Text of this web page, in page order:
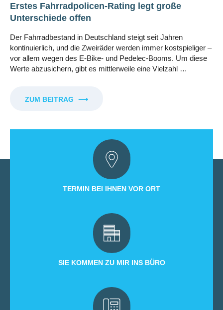
Erstes Fahrradpolicen-Rating legt große
Unterschiede offen
Der Fahrradbestand in Deutschland steigt seit Jahren
kontinuierlich, und die Zweiräder werden immer kostspieliger –
vor allem wegen des E-Bike- und Pedelec-Booms. Um diese
Werte abzusichern, gibt es mittlerweile eine Vielzahl …
ZUM BEITRAG ⟶
TERMIN BEI IHNEN VOR ORT
SIE KOMMEN ZU MIR INS BÜRO